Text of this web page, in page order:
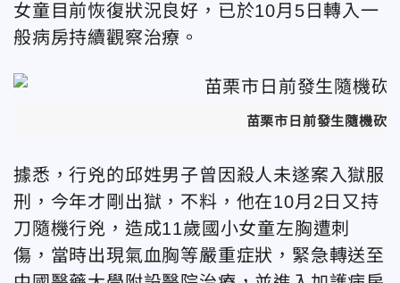
女童目前恢復狀況良好，已於10月5日轉入一
般病房持續觀察治療。
苗栗市日前發生隨機砍
據悉，行兇的邱姓男子曾因殺人未遂案入獄服
刑，今年才剛出獄，不料，他在10月2日又持
刀隨機行兇，造成11歲國小女童左胸遭刺
傷，當時出現氣血胸等嚴重症狀，緊急轉送至